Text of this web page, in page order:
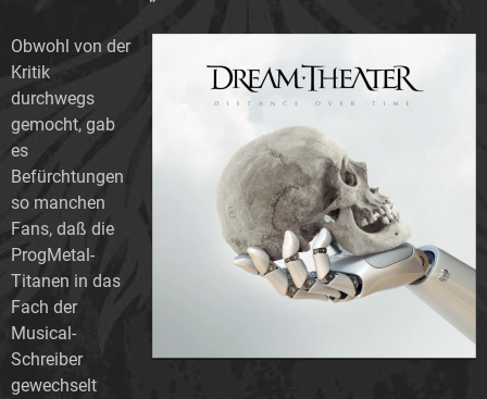
Obwohl von der
Kritik
durchwegs
gemocht, gab
es
Befürchtungen
so manchen
Fans, daß die
ProgMetal-
Titanen in das
Fach der
Musical-
Schreiber
gewechselt